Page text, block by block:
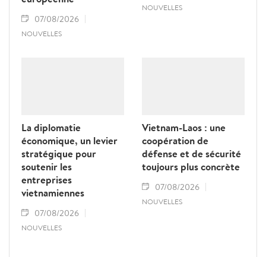
07/08/2026
NOUVELLES
NOUVELLES
La diplomatie
économique, un levier
stratégique pour
soutenir les
entreprises
vietnamiennes
07/08/2026
NOUVELLES
Vietnam-Laos : une
coopération de
défense et de sécurité
toujours plus concrète
07/08/2026
NOUVELLES